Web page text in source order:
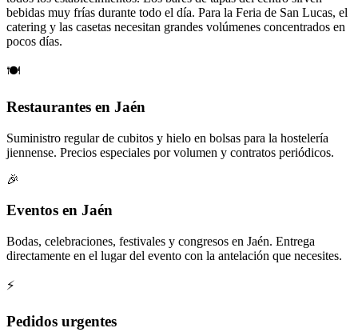
bebidas muy frías durante todo el día. Para la Feria de San Lucas, el
catering y las casetas necesitan grandes volúmenes concentrados en
pocos días.
🍽️
Restaurantes en Jaén
Suministro regular de cubitos y hielo en bolsas para la hostelería
jiennense. Precios especiales por volumen y contratos periódicos.
🎉
Eventos en Jaén
Bodas, celebraciones, festivales y congresos en Jaén. Entrega
directamente en el lugar del evento con la antelación que necesites.
⚡
Pedidos urgentes